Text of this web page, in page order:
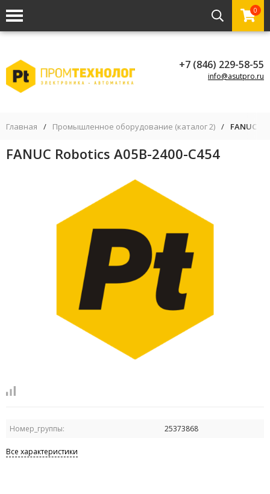
0
+7 (846) 229-58-55
info@asutpro.ru
Главная / Промышленное оборудование (каталог 2) / FANUC
FANUC Robotics A05B-2400-C454
Номер_группы: 25373868
Все характеристики